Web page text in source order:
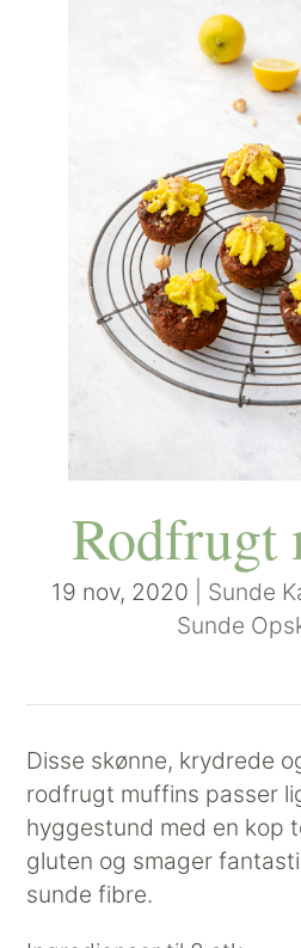
Rodfrugt
19 nov, 2020 Sunde
Sunde
Disse skønne, krydrede
rodfrugt muffins passer
hyggestund med en kop
gluten og smager
sunde fibre.